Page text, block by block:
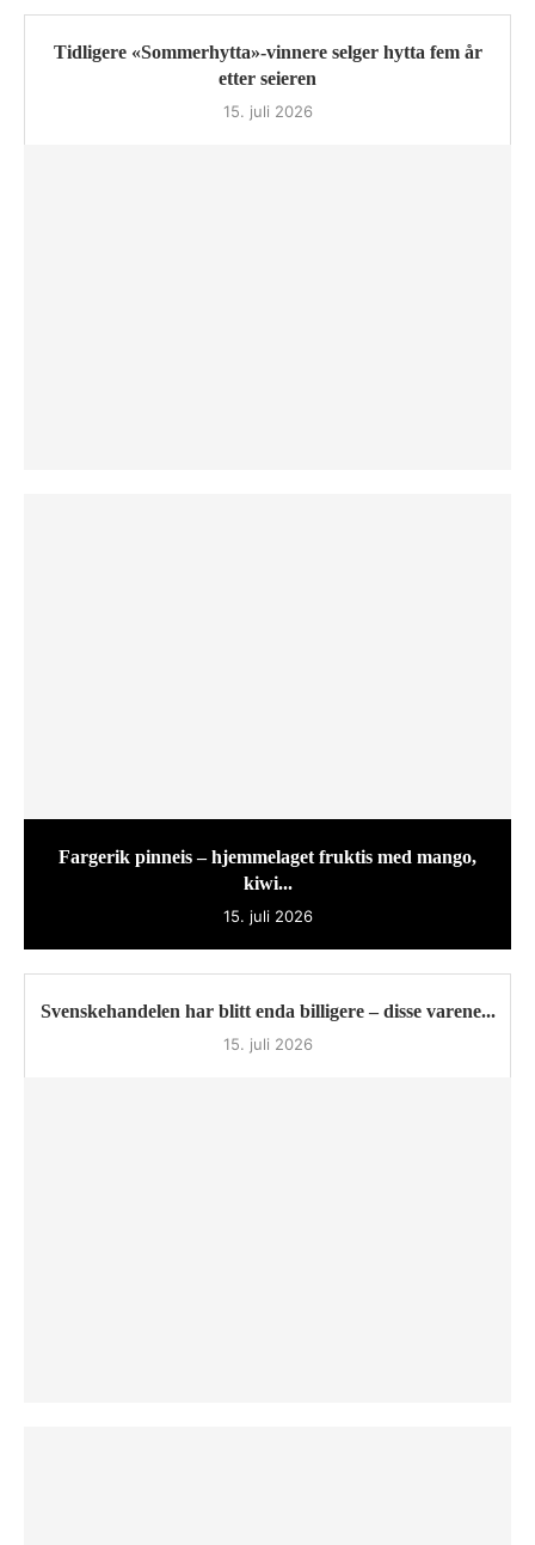
Tidligere «Sommerhytta»-vinnere selger hytta fem år
etter seieren
15. juli 2026
Fargerik pinneis – hjemmelaget fruktis med mango,
kiwi...
15. juli 2026
Svenskehandelen har blitt enda billigere – disse varene...
15. juli 2026